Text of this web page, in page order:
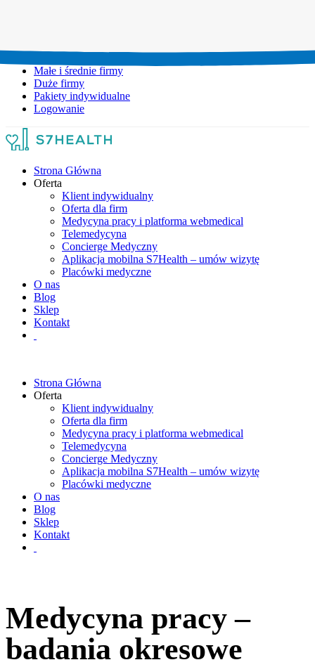
Małe i średnie firmy
Duże firmy
Pakiety indywidualne
Logowanie
Strona Główna
Oferta
Klient indywidualny
Oferta dla firm
Medycyna pracy i platforma webmedical
Telemedycyna
Concierge Medyczny
Aplikacja mobilna S7Health – umów wizytę
Placówki medyczne
O nas
Blog
Sklep
Kontakt
Strona Główna
Oferta
Klient indywidualny
Oferta dla firm
Medycyna pracy i platforma webmedical
Telemedycyna
Concierge Medyczny
Aplikacja mobilna S7Health – umów wizytę
Placówki medyczne
O nas
Blog
Sklep
Kontakt
Medycyna pracy –
badania okresowe